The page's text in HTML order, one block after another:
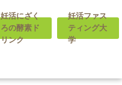
妊活にざく
ろの酵素ド
リンク
妊活ファス
ティング大
学